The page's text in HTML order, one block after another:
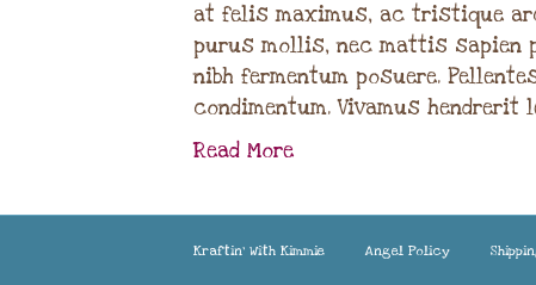
at felis maximus, ac tristique
purus mollis, nec mattis sapien
nibh fermentum posuere.
condimentum. Vivamus
Read More
Kraftin’ With Kimmie Angel Policy